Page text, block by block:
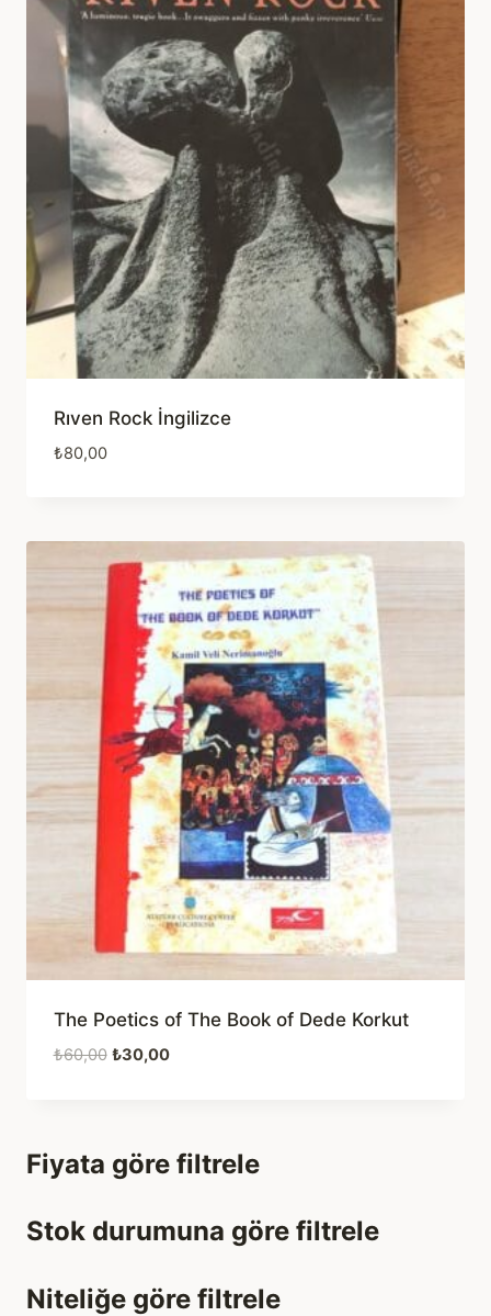
Rıven Rock İngilizce
₺80,00
The Poetics of The Book of Dede Korkut
₺60,00 Orijinal
₺30,00Şu
Fiyata göre filtrele
Stok durumuna göre filtrele
Niteliğe göre filtrele